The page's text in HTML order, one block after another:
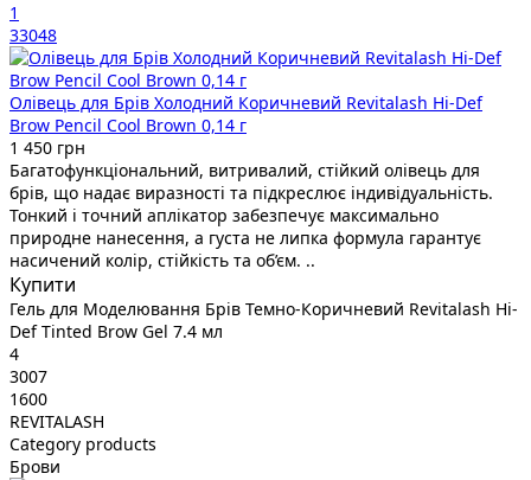
1
33048
Олівець для Брів Холодний Коричневий Revitalash Hi-Def
Brow Pencil Cool Brown 0,14 г
1 450 грн
Багатофункціональний, витривалий, стійкий олівець для
брів, що надає виразності та підкреслює індивідуальність.
Тонкий і точний аплікатор забезпечує максимально
природне нанесення, а густа не липка формула гарантує
насичений колір, стійкість та об’єм. ..
Купити
Гель для Моделювання Брів Темно-Коричневий Revitalash Hi-
Def Tinted Brow Gel 7.4 мл
4
3007
1600
REVITALASH
Category products
Брови